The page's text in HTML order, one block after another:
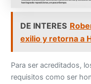
DE INTERES
exilio y retorna a
Para ser acreditados,
requisitos como ser